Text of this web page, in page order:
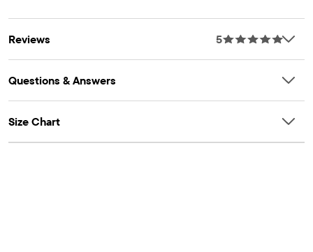
Reviews 5
Questions & Answers
Size Chart